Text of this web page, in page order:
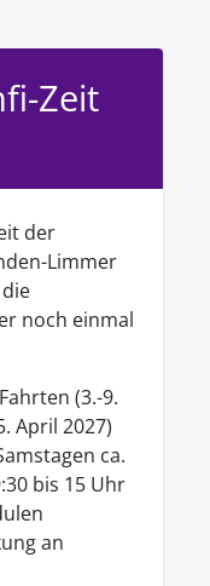
Zeit
der
Limmer
noch einmal
(3.-9.
April 2027)
ca.
bis 15 Uhr
an